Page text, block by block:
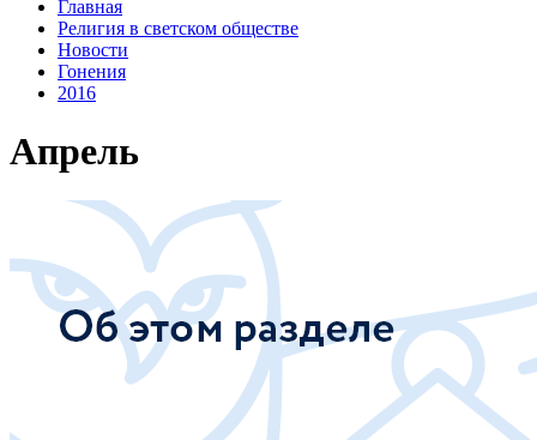
Главная
Религия в светском обществе
Новости
Гонения
2016
Апрель